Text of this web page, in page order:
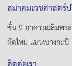
สมาคมเวชศาสตร์
ชั้น 9 อาคารเฉลิมพ
ตัดใหม่ แขวงบางกะ